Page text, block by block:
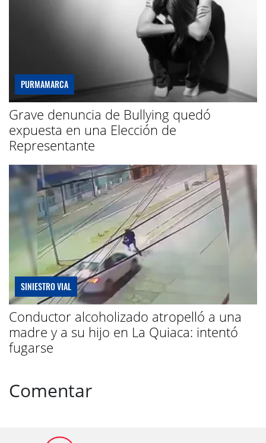
PURMAMARCA
Grave denuncia de Bullying quedó
expuesta en una Elección de
Representante
SINIESTRO VIAL
Conductor alcoholizado atropelló a una
madre y a su hijo en La Quiaca: intentó
fugarse
Comentar